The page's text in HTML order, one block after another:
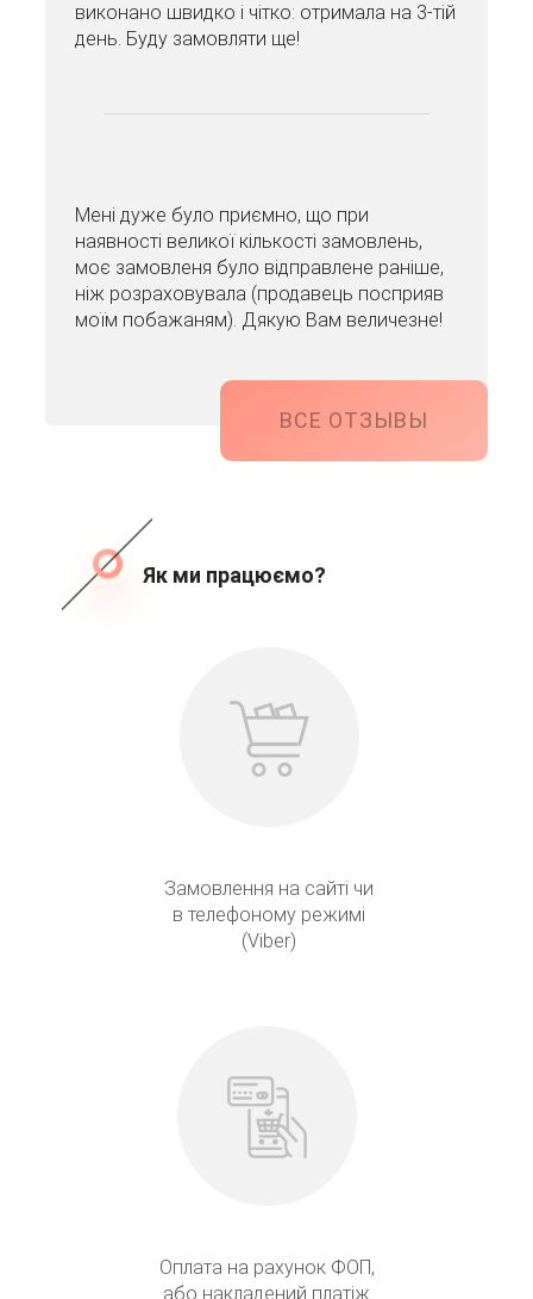
виконано швидко і чітко: отримала на 3-тій
день. Буду замовляти ще!
Мені дуже було приємно, що при
наявності великої кількості замовлень,
моє замовленя було відправлене раніше,
ніж розраховувала (продавець посприяв
моїм побажаням). Дякую Вам величезне!
ВСЕ ОТЗЫВЫ
Як ми працюємо?
Замовлення на сайті чи
в телефоному режимі
(Viber)
Оплата на рахунок ФОП,
або накладений платіж